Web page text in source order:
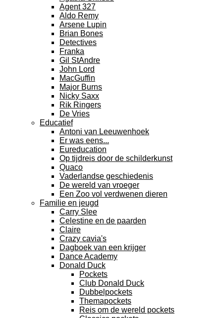
Agent 327
Aldo Remy
Arsene Lupin
Brian Bones
Detectives
Franka
Gil StAndre
John Lord
MacGuffin
Major Burns
Nicky Saxx
Rik Ringers
De Vries
Educatief
Antoni van Leeuwenhoek
Er was eens...
Eureducation
Op tijdreis door de schilderkunst
Quaco
Vaderlandse geschiedenis
De wereld van vroeger
Een Zoo vol verdwenen dieren
Familie en jeugd
Carry Slee
Celestine en de paarden
Claire
Crazy cavia's
Dagboek van een krijger
Dance Academy
Donald Duck
Pockets
Club Donald Duck
Dubbelpockets
Themapockets
Reis om de wereld pockets